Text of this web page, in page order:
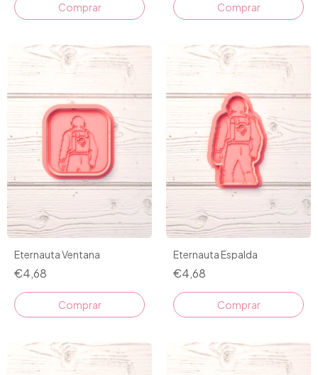
Comprar Comprar
Eternauta Ventana
€4,68
Comprar
Eternauta Espalda
€4,68
Comprar